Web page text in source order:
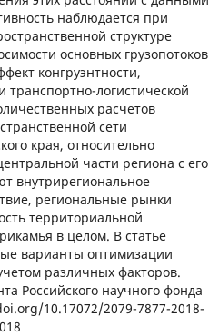
наблюдается при
структуре
основных грузопотоков
конгруэнтности,
логистической
расчетов
сети
края, относительно
части региона с его
внутрирегиональное
региональные рынки
территориальной
в целом. В статье
варианты оптимизации
различных факторов.
Российского научного фонда
10.17072/2079-7877-2018-